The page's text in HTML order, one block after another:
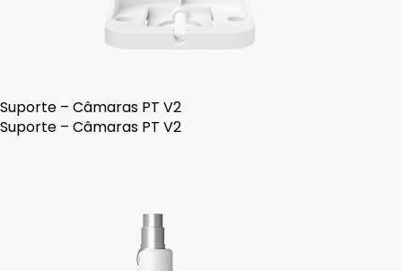
Suporte – Câmaras PT V2
Suporte – Câmaras PT V2